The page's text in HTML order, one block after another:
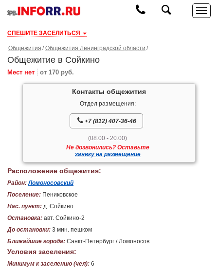
СПЕШИТЕ ЗАСЕЛИТЬСЯ
Общежития Общежития Ленинградской области
Общежитие в Сойкино
Мест нет от 170 руб.
Контакты общежития
Отдел размещения:
+7 (812) 407-36-46
(08:00 - 20:00)
Не дозвонились? Оставьте
заявку на размещение
Расположение общежития:
Район: Ломоносовский
Поселение: Пениковское
Нас. пункт: д. Сойкино
Остановка: авт. Сойкино-2
До остановки: 3 мин. пешком
Ближайшие города: Санкт-Петербург / Ломоносов
Условия заселения:
Минимум к заселению (чел): 6